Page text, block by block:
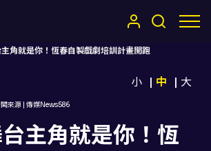
角就是你！恆春自製戲劇培訓計畫開跑
小 中 大
來源 | 傳媒News586
主角就是你！恆